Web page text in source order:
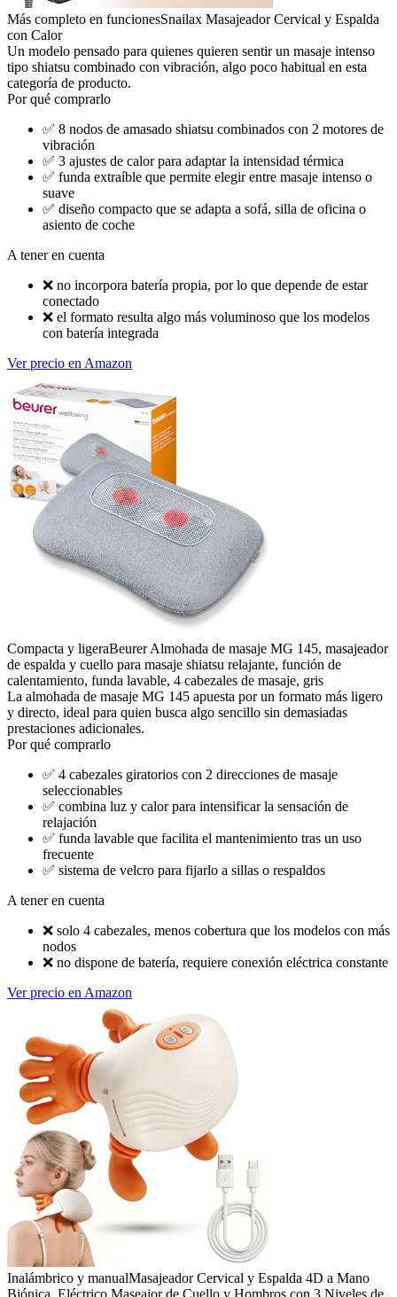
Más completo en funcionesSnailax Masajeador Cervical y Espalda
con Calor
Un modelo pensado para quienes quieren sentir un masaje intenso
tipo shiatsu combinado con vibración, algo poco habitual en esta
categoría de producto.
Por qué comprarlo
✅ 8 nodos de amasado shiatsu combinados con 2 motores de
vibración
✅ 3 ajustes de calor para adaptar la intensidad térmica
✅ funda extraíble que permite elegir entre masaje intenso o
suave
✅ diseño compacto que se adapta a sofá, silla de oficina o
asiento de coche
A tener en cuenta
❌ no incorpora batería propia, por lo que depende de estar
conectado
❌ el formato resulta algo más voluminoso que los modelos
con batería integrada
Ver precio en Amazon
Compacta y ligeraBeurer Almohada de masaje MG 145, masajeador
de espalda y cuello para masaje shiatsu relajante, función de
calentamiento, funda lavable, 4 cabezales de masaje, gris
La almohada de masaje MG 145 apuesta por un formato más ligero
y directo, ideal para quien busca algo sencillo sin demasiadas
prestaciones adicionales.
Por qué comprarlo
✅ 4 cabezales giratorios con 2 direcciones de masaje
seleccionables
✅ combina luz y calor para intensificar la sensación de
relajación
✅ funda lavable que facilita el mantenimiento tras un uso
frecuente
✅ sistema de velcro para fijarlo a sillas o respaldos
A tener en cuenta
❌ solo 4 cabezales, menos cobertura que los modelos con más
nodos
❌ no dispone de batería, requiere conexión eléctrica constante
Ver precio en Amazon
Inalámbrico y manualMasajeador Cervical y Espalda 4D a Mano
Biónica, Eléctrico Maseajor de Cuello y Hombros con 3 Niveles de